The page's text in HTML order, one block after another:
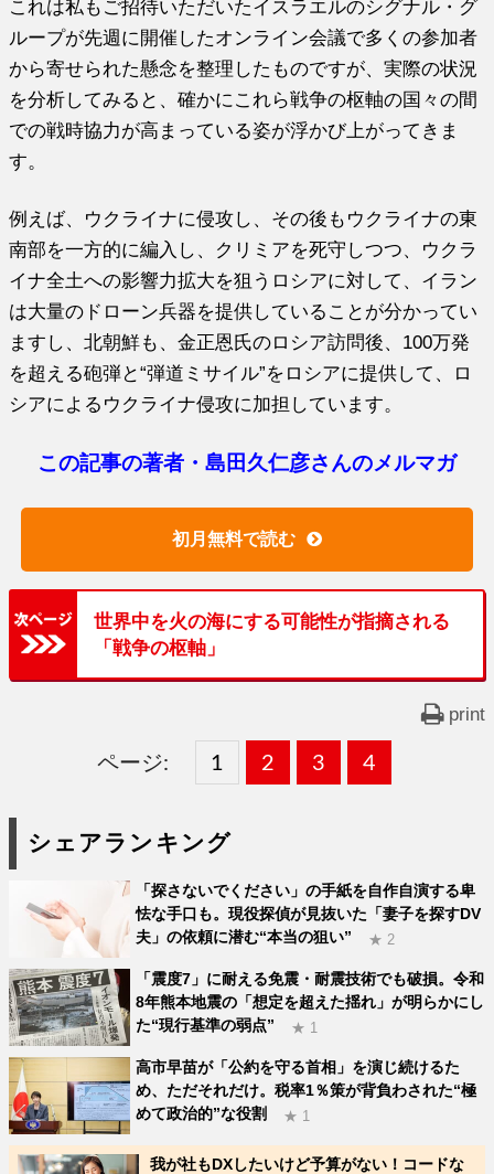
これは私もご招待いただいたイスラエルのシグナル・グ
ループが先週に開催したオンライン会議で多くの参加者
から寄せられた懸念を整理したものですが、実際の状況
を分析してみると、確かにこれら戦争の枢軸の国々の間
での戦時協力が高まっている姿が浮かび上がってきま
す。
例えば、ウクライナに侵攻し、その後もウクライナの東
南部を一方的に編入し、クリミアを死守しつつ、ウクラ
イナ全土への影響力拡大を狙うロシアに対して、イラン
は大量のドローン兵器を提供していることが分かってい
ますし、北朝鮮も、金正恩氏のロシア訪問後、100万発
を超える砲弾と“弾道ミサイル”をロシアに提供して、ロ
シアによるウクライナ侵攻に加担しています。
この記事の著者・島田久仁彦さんのメルマガ
初月無料で読む
世界中を火の海にする可能性が指摘される
「戦争の枢軸」
print
ページ:
固
ペ
ー
ジ
1 ,
固
ー
ジ
2 ,
固
ー
ジ
3 ,
固
ー
ジ
4
シェアランキング
「探さないでください」の手紙を自作自演する卑
怯な手口も。現役探偵が見抜いた「妻子を探すDV
夫」の依頼に潜む“本当の狙い”
★ 2
「震度7」に耐える免震・耐震技術でも破損。令和
8年熊本地震の「想定を超えた揺れ」が明らかにし
た“現行基準の弱点”
★ 1
高市早苗が「公約を守る首相」を演じ続けるた
め、ただそれだけ。税率1％策が背負わされた“極
めて政治的”な役割
★ 1
我が社もDXしたいけど予算がない！コードな